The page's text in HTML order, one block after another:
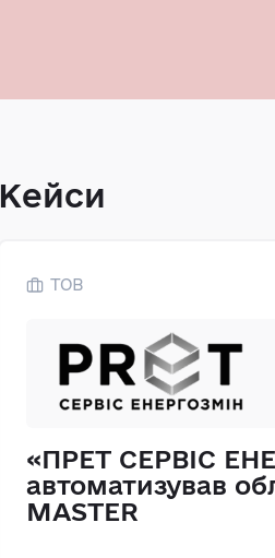
Кейси
ТОВ
«ПРЕТ СЕРВІС
автоматизував
MASTER